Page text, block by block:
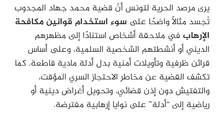
يرى مرصد الحرية لتونس أنّ قضية محمد جهاد المجدوب
تُجسد مثالاً واضحًا على سوء استخدام قوانين مكافحة
الإرهاب في ملاحقة أشخاص استنادًا إلى مظهرهم
الديني أو أنشطتهم الشخصية السلمية، وعلى أساس
قرائن ظرفية وتأويلات أمنية بدل أدلة مادية قاطعة. كما
تكشف القضية عن مخاطر الاحتجاز السري المؤقت،
والتفتيش دون إذن قضائي، وتحويل أغراض دينية أو
رياضية إلى “أدلة” على نوايا إرهابية مفترضة.